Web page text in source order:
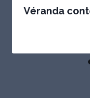
Véranda